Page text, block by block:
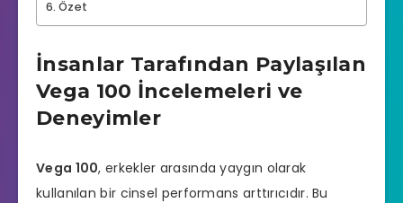
Özet
İnsanlar Tarafından Paylaşılan
Vega 100 İncelemeleri ve
Deneyimler
Vega 100, erkekler arasında yaygın olarak
kullanılan bir cinsel performans arttırıcıdır. Bu